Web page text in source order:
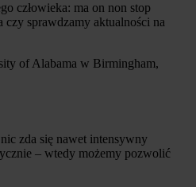
człowieka: ma on non stop
sprawdzamy aktualności na
of Alabama w Birmingham,
zda się nawet intensywny
– wtedy możemy pozwolić